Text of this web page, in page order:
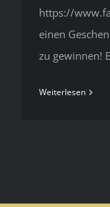
https://
einen
zu gewinnen!
Weiterlesen